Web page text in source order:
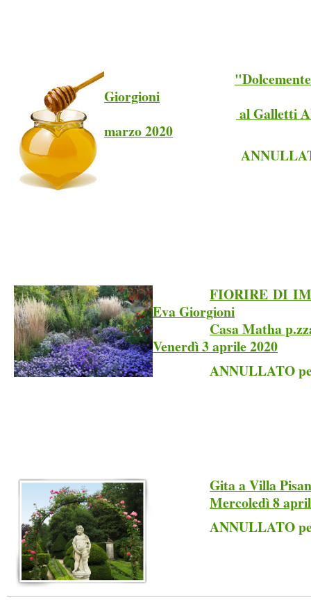
Giorgioni
al Galletti
marzo 2020
FIORIRE DI
Eva Giorgioni
Casa Matha
Venerdì 3 aprile 2020
ANNULLATO
Gita a Villa
Mercoledì 8
ANNULLATO